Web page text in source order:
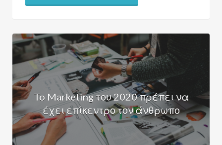
To Marketing του 2020 πρέπει να
έχει επίκεντρο τον άνθρωπο